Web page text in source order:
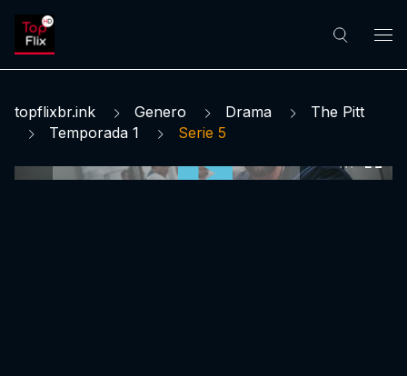
topflixbr.ink Genero Drama
The Pitt
Temporada 1
Serie 5